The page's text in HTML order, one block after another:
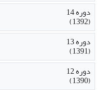
دوره 14
(1392)
دوره 13
(1391)
دوره 12
(1390)